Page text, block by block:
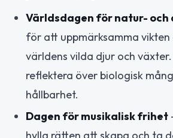
Världsdagen för natur- och
för att uppmärksamma
världens vilda djur och
reflektera över biologisk
hållbarhet.
Dagen för musikalisk frihet